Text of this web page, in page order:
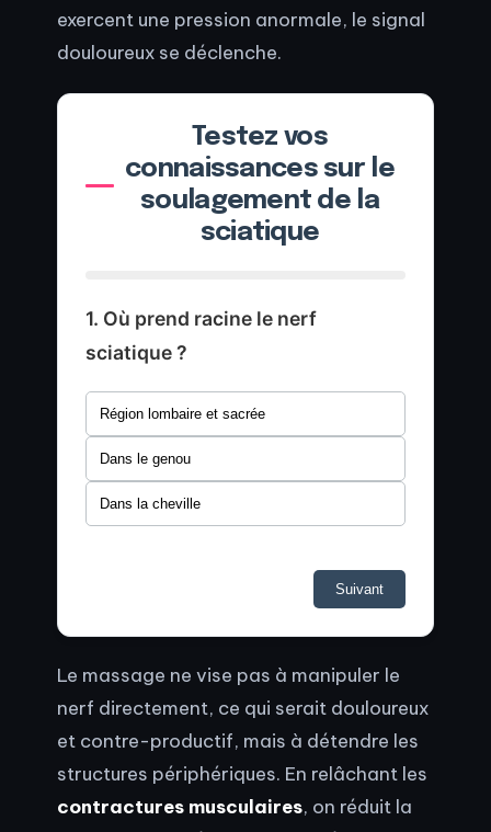
exercent une pression anormale, le signal
douloureux se déclenche.
Testez vos
connaissances sur le
soulagement de la
sciatique
1. Où prend racine le nerf
sciatique ?
Région lombaire et sacrée
Dans le genou
Dans la cheville
Suivant
Le massage ne vise pas à manipuler le
nerf directement, ce qui serait douloureux
et contre-productif, mais à détendre les
structures périphériques. En relâchant les
contractures musculaires, on réduit la